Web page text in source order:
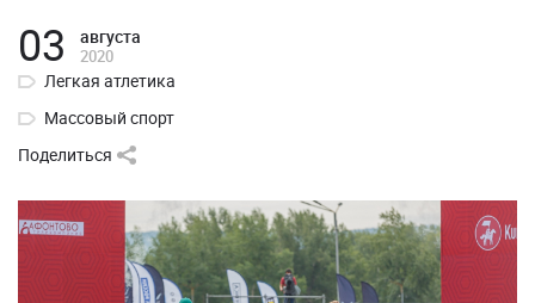
03 августа
2020
Легкая атлетика
Массовый спорт
Поделиться